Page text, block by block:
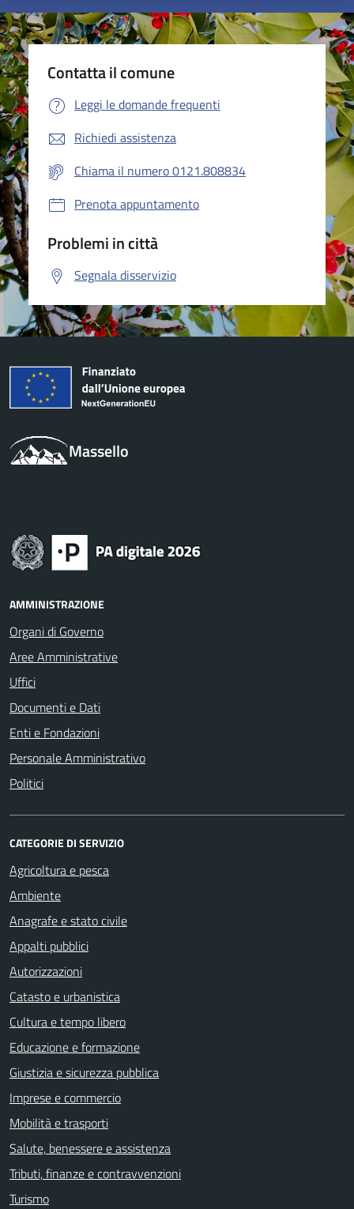
Contatta il comune
Leggi le domande frequenti
Richiedi assistenza
Chiama il numero 0121.808834
Prenota appuntamento
Problemi in città
Segnala disservizio
Massello
AMMINISTRAZIONE
Organi di Governo
Aree Amministrative
Uffici
Documenti e Dati
Enti e Fondazioni
Personale Amministrativo
Politici
CATEGORIE DI SERVIZIO
Agricoltura e pesca
Ambiente
Anagrafe e stato civile
Appalti pubblici
Autorizzazioni
Catasto e urbanistica
Cultura e tempo libero
Educazione e formazione
Giustizia e sicurezza pubblica
Imprese e commercio
Mobilità e trasporti
Salute, benessere e assistenza
Tributi, finanze e contravvenzioni
Turismo